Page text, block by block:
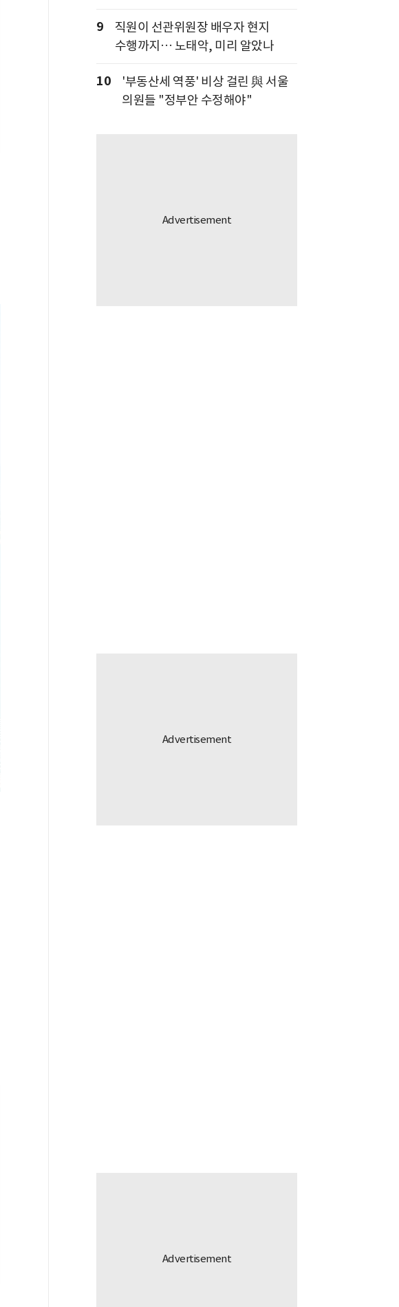
9
직원이 선관위원장 배우자 현지
수행까지… 노태악, 미리 알았나
10
'부동산세 역풍' 비상 걸린 與 서울
의원들 "정부안 수정해야"